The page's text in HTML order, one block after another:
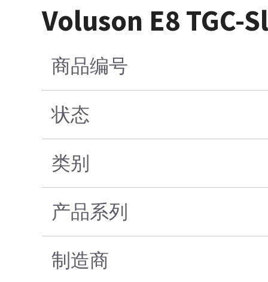
Voluson E8 TGC-
商品编号
状态
类别
产品系列
制造商